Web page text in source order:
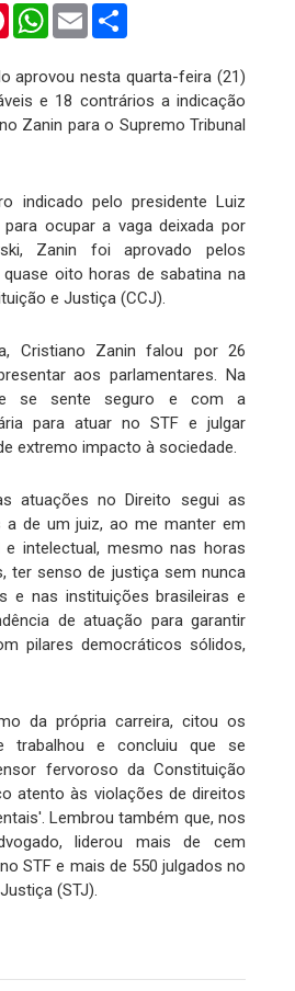
PinterestWhatsApp
Email
aprovou nesta quarta-feira (21)
e 18 contrários a indicação
Zanin para o Supremo Tribunal
indicado pelo presidente Luiz
para ocupar a vaga deixada por
Zanin foi aprovado pelos
oito horas de sabatina na
e Justiça (CCJ).
Cristiano Zanin falou por 26
aos parlamentares. Na
se sente seguro e com a
para atuar no STF e julgar
extremo impacto à sociedade.
atuações no Direito segui as
a de um juiz, ao me manter em
e intelectual, mesmo nas horas
ter senso de justiça sem nunca
e nas instituições brasileiras e
de atuação para garantir
pilares democráticos sólidos,
da própria carreira, citou os
trabalhou e concluiu que se
fervoroso da Constituição
atento às violações de direitos
Lembrou também que, nos
liderou mais de cem
STF e mais de 550 julgados no
(STJ).